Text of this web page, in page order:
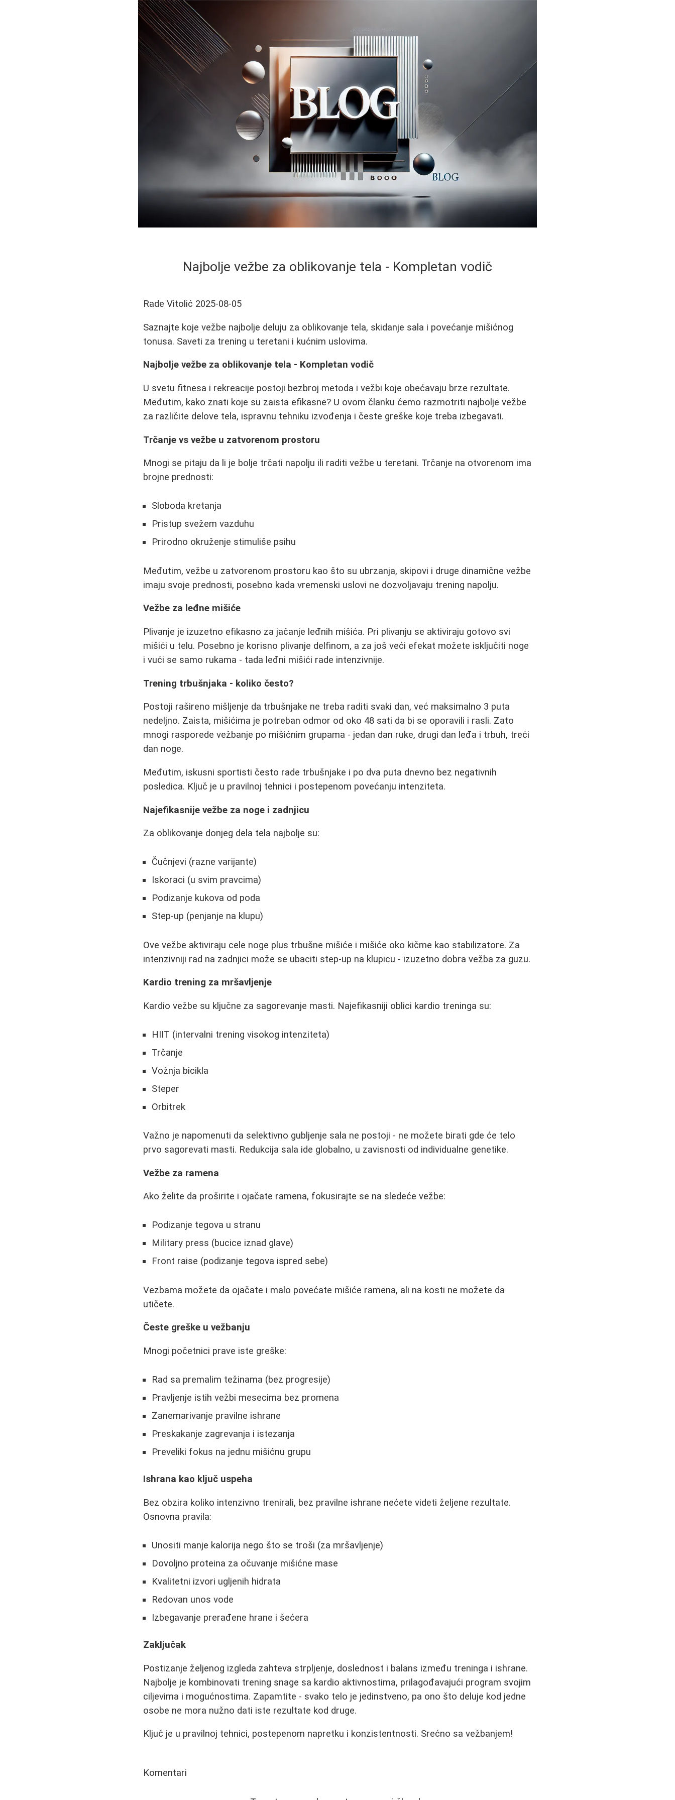
Najbolje vežbe za oblikovanje tela - Kompletan vodič
Rade Vitolić 2025-08-05
Saznajte koje vežbe najbolje deluju za oblikovanje tela, skidanje sala i povećanje mišićnog
tonusa. Saveti za trening u teretani i kućnim uslovima.
Najbolje vežbe za oblikovanje tela - Kompletan vodič
U svetu fitnesa i rekreacije postoji bezbroj metoda i vežbi koje obećavaju brze rezultate.
Međutim, kako znati koje su zaista efikasne? U ovom članku ćemo razmotriti najbolje vežbe
za različite delove tela, ispravnu tehniku izvođenja i česte greške koje treba izbegavati.
Trčanje vs vežbe u zatvorenom prostoru
Mnogi se pitaju da li je bolje trčati napolju ili raditi vežbe u teretani. Trčanje na otvorenom ima
brojne prednosti:
Sloboda kretanja
Pristup svežem vazduhu
Prirodno okruženje stimuliše psihu
Međutim, vežbe u zatvorenom prostoru kao što su ubrzanja, skipovi i druge dinamične vežbe
imaju svoje prednosti, posebno kada vremenski uslovi ne dozvoljavaju trening napolju.
Vežbe za leđne mišiće
Plivanje je izuzetno efikasno za jačanje leđnih mišića. Pri plivanju se aktiviraju gotovo svi
mišići u telu. Posebno je korisno plivanje delfinom, a za još veći efekat možete isključiti noge
i vući se samo rukama - tada leđni mišići rade intenzivnije.
Trening trbušnjaka - koliko često?
Postoji rašireno mišljenje da trbušnjake ne treba raditi svaki dan, već maksimalno 3 puta
nedeljno. Zaista, mišićima je potreban odmor od oko 48 sati da bi se oporavili i rasli. Zato
mnogi rasporede vežbanje po mišićnim grupama - jedan dan ruke, drugi dan leđa i trbuh, treći
dan noge.
Međutim, iskusni sportisti često rade trbušnjake i po dva puta dnevno bez negativnih
posledica. Ključ je u pravilnoj tehnici i postepenom povećanju intenziteta.
Najefikasnije vežbe za noge i zadnjicu
Za oblikovanje donjeg dela tela najbolje su:
Čučnjevi (razne varijante)
Iskoraci (u svim pravcima)
Podizanje kukova od poda
Step-up (penjanje na klupu)
Ove vežbe aktiviraju cele noge plus trbušne mišiće i mišiće oko kičme kao stabilizatore. Za
intenzivniji rad na zadnjici može se ubaciti step-up na klupicu - izuzetno dobra vežba za guzu.
Kardio trening za mršavljenje
Kardio vežbe su ključne za sagorevanje masti. Najefikasniji oblici kardio treninga su:
HIIT (intervalni trening visokog intenziteta)
Trčanje
Vožnja bicikla
Steper
Orbitrek
Važno je napomenuti da selektivno gubljenje sala ne postoji - ne možete birati gde će telo
prvo sagorevati masti. Redukcija sala ide globalno, u zavisnosti od individualne genetike.
Vežbe za ramena
Ako želite da proširite i ojačate ramena, fokusirajte se na sledeće vežbe:
Podizanje tegova u stranu
Military press (bucice iznad glave)
Front raise (podizanje tegova ispred sebe)
Vezbama možete da ojačate i malo povećate mišiće ramena, ali na kosti ne možete da
utičete.
Česte greške u vežbanju
Mnogi početnici prave iste greške:
Rad sa premalim težinama (bez progresije)
Pravljenje istih vežbi mesecima bez promena
Zanemarivanje pravilne ishrane
Preskakanje zagrevanja i istezanja
Preveliki fokus na jednu mišićnu grupu
Ishrana kao ključ uspeha
Bez obzira koliko intenzivno trenirali, bez pravilne ishrane nećete videti željene rezultate.
Osnovna pravila:
Unositi manje kalorija nego što se troši (za mršavljenje)
Dovoljno proteina za očuvanje mišićne mase
Kvalitetni izvori ugljenih hidrata
Redovan unos vode
Izbegavanje prerađene hrane i šećera
Zaključak
Postizanje željenog izgleda zahteva strpljenje, doslednost i balans između treninga i ishrane.
Najbolje je kombinovati trening snage sa kardio aktivnostima, prilagođavajući program svojim
ciljevima i mogućnostima. Zapamtite - svako telo je jedinstveno, pa ono što deluje kod jedne
osobe ne mora nužno dati iste rezultate kod druge.
Ključ je u pravilnoj tehnici, postepenom napretku i konzistentnosti. Srećno sa vežbanjem!
Komentari